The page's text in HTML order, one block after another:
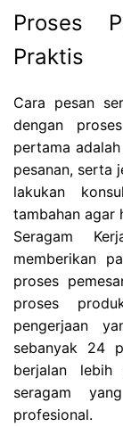
Proses
Praktis
Cara pesan
dengan
pertama
pesanan, serta
lakukan
tambahan agar
Seragam
memberikan
proses
proses
pengerjaan
sebanyak 24
berjalan lebih
seragam
profesional.